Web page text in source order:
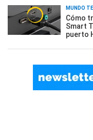
MUNDO
Cómo
Smart
puerto